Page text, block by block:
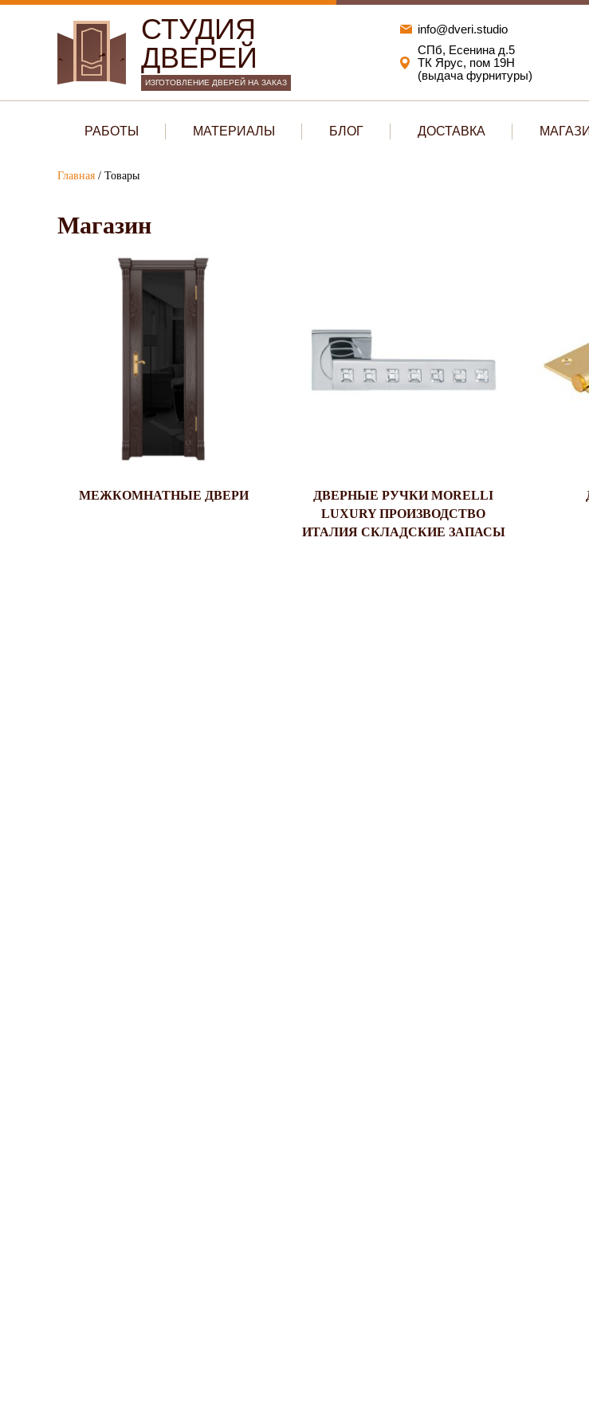
СТУДИЯ
ДВЕРЕЙ
ИЗГОТОВЛЕНИЕ ДВЕРЕЙ НА ЗАКАЗ
info@dveri.studio
СПб, Есенина д.5
ТК Ярус, пом 19Н
(выдача фурнитуры)
РАБОТЫ МАТЕРИАЛЫ БЛОГ ДОСТАВКА
Главная / Товары
Магазин
МЕЖКОМНАТНЫЕ ДВЕРИ
ДВЕРНЫЕ РУЧКИ MORELLI
LUXURY ПРОИЗВОДСТВО
ИТАЛИЯ СКЛАДСКИЕ ЗАПАСЫ